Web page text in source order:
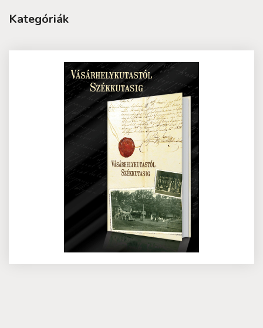
Kategóriák